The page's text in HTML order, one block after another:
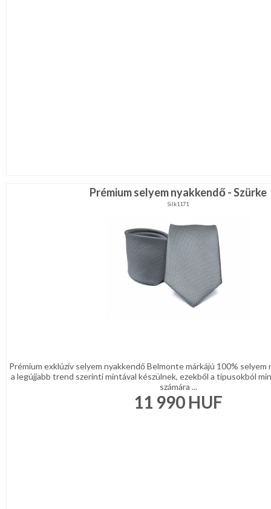
Prémium selyem nyakkendő - Szürke
Silk1171
Prémium exklúzív selyem nyakkendő Belmonte márkájú 100% selyem
a legújjabb trend szerinti mintával készülnek, ezekből a típusokból
számára ...
11 990 HUF